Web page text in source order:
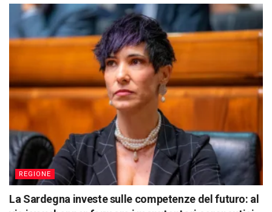
REGIONE
La Sardegna investe sulle competenze del futuro: al